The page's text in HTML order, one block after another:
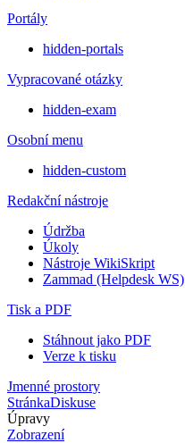
Portály
hidden-portals
Vypracované otázky
hidden-exam
Osobní menu
hidden-custom
Redakční nástroje
Údržba
Úkoly
Nástroje WikiSkript
Zammad (Helpdesk WS)
Tisk a PDF
Stáhnout jako PDF
Verze k tisku
Jmenné prostory
StránkaDiskuse
Úpravy
Zobrazení